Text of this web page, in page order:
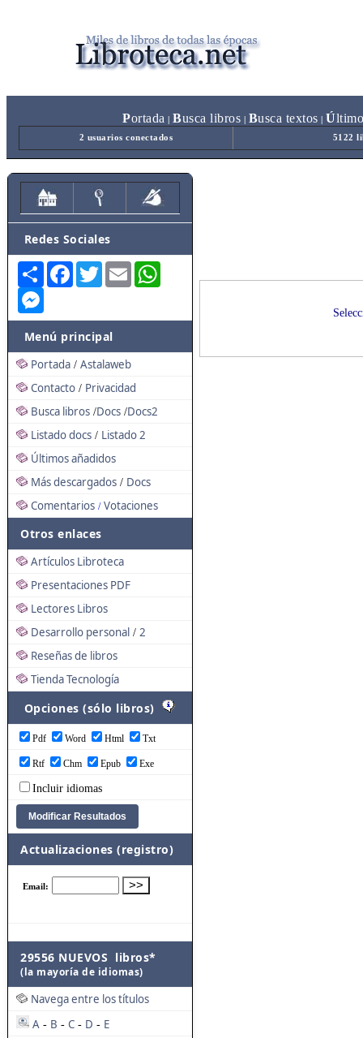
Portada Busca libros Busca textos Ú
2 usuarios conectados 5122
Redes Sociales
Share FacebookTwitterEmail
Menú principal
Portada / Astalaweb
Contacto / Privacidad
Busca libros /Docs /Docs2
Listado docs / Listado 2
Últimos añadidos
Más descargados / Docs
Comentarios / Votaciones
Otros enlaces
Artículos Libroteca
Presentaciones PDF
Lectores Libros
Desarrollo personal / 2
Reseñas de libros
Tienda Tecnología
Opciones (sólo libros)
Pdf Word Html Txt
Rtf Chm Epub Exe
Incluir idiomas
Actualizaciones (registro)
29556 NUEVOS libros*
(la mayoría de idiomas)
Navega entre los títulos
A - B - C - D - E